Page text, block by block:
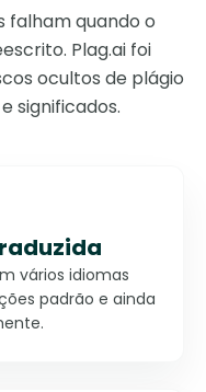
falham quando o
Plag.ai foi
ocultos de plágio
significados.
vários idiomas
padrão e ainda